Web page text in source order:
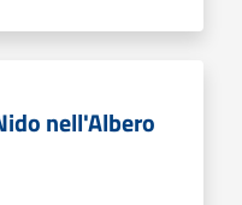
nell'Albero